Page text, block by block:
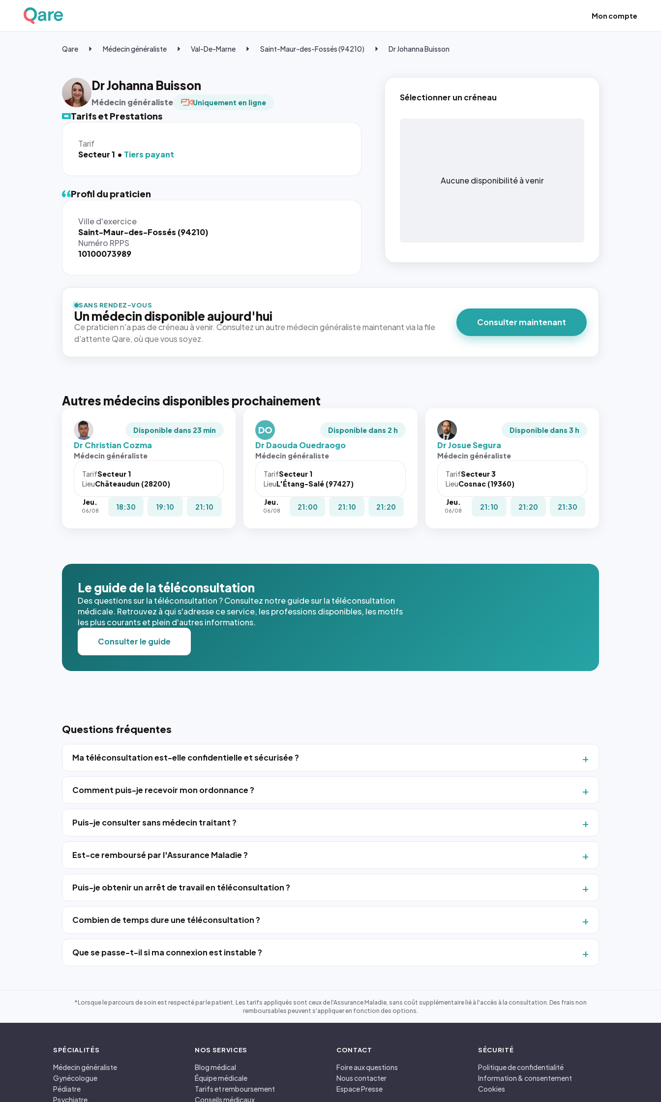
Mon compte
Qare Médecin généraliste Val-De-Marne Saint-Maur-des-Fossés (94210) Dr Johanna Buisson
Dr Johanna Buisson
Médecin généraliste Uniquement en ligne
Tarifs et Prestations
Tarif
Secteur 1
Tiers payant
Sélectionner un créneau
Aucune disponibilité à venir
Profil du praticien
Ville d'exercice
Saint-Maur-des-Fossés (94210)
Numéro RPPS
10100073989
SANS RENDEZ-VOUS
Un médecin disponible aujourd'hui
Ce praticien n'a pas de créneau à venir. Consultez un autre médecin généraliste maintenant via la file
d'attente Qare, où que vous soyez.
Consulter maintenant
Autres médecins disponibles prochainement
Disponible dans 23 min
Dr Christian Cozma
Médecin généraliste
TarifSecteur 1
LieuChâteaudun (28200)
Jeu.
06/08 18:30 19:10 21:10
DO Disponible dans 2 h
Dr Daouda Ouedraogo
Médecin généraliste
TarifSecteur 1
LieuL'Étang-Salé (97427)
Jeu.
06/08 21:00 21:10 21:20
Disponible dans 3 h
Dr Josue Segura
Médecin généraliste
TarifSecteur 3
LieuCosnac (19360)
Jeu.
06/08 21:10 21:20 21:30
Le guide de la téléconsultation
Des questions sur la téléconsultation ? Consultez notre guide sur la téléconsultation
médicale. Retrouvez à qui s'adresse ce service, les professions disponibles, les motifs
les plus courants et plein d'autres informations.
Consulter le guide
Questions fréquentes
Ma téléconsultation est-elle confidentielle et sécurisée ?
Comment puis-je recevoir mon ordonnance ?
Puis-je consulter sans médecin traitant ?
Est-ce remboursé par l'Assurance Maladie ?
Puis-je obtenir un arrêt de travail en téléconsultation ?
Combien de temps dure une téléconsultation ?
Que se passe-t-il si ma connexion est instable ?
*Lorsque le parcours de soin est respecté par le patient. Les tarifs appliqués sont ceux de l'Assurance Maladie, sans coût supplémentaire lié à l'accès à la consultation. Des frais non
remboursables peuvent s'appliquer en fonction des options.
SPÉCIALITÉS
Médecin généraliste
Gynécologue
Pédiatre
Psychiatre
NOS SERVICES
Blog médical
Équipe médicale
Tarifs et remboursement
Conseils médicaux
CONTACT
Foire aux questions
Nous contacter
Espace Presse
SÉCURITÉ
Politique de confidentialité
Information & consentement
Cookies